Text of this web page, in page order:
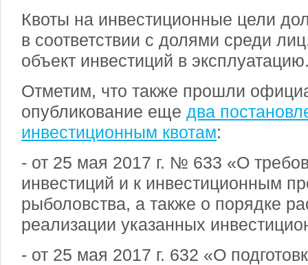
Квоты на инвестиционные цели
в соответствии с долями среди
объект инвестиций в
Отметим, что также прошли
опубликование еще два
инвестиционным квотам:
- от 25 мая 2017 г. № 633 «О
инвестиций и к инвестиционным
рыболовства, а также о порядке
реализации указанных
- от 25 мая 2017 г. 632 «О